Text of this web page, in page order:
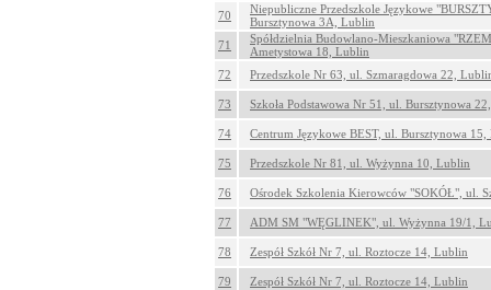
70
Niepubliczne Przedszkole Językowe
Bursztynowa 3A, Lublin
71
Spółdzielnia Budowlano-Mieszkaniowa
Ametystowa 18, Lublin
72
Przedszkole Nr 63, ul. Szmaragdowa 22,
73 Szkoła Podstawowa Nr 51, ul. Bursztynowa
74 Centrum Językowe BEST, ul. Bursztynowa
75 Przedszkole Nr 81, ul. Wyżynna 10, Lublin
76 Ośrodek Szkolenia Kierowców "SOKÓŁ", ul.
77 ADM SM "WĘGLINEK", ul. Wyżynna 19/1,
78 Zespół Szkół Nr 7, ul. Roztocze 14, Lublin
79 Zespół Szkół Nr 7, ul. Roztocze 14, Lublin